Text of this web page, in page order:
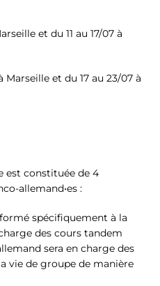
et du 11 au 17/07 à
Marseille et du 17 au 23/07 à
est constituée de 4
allemand•es :
spécifiquement à la
des cours tandem
sera en charge des
vie de groupe de manière